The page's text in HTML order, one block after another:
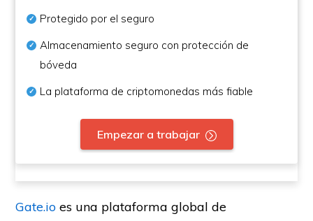
Protegido por el seguro
Almacenamiento seguro con protección de
bóveda
La plataforma de criptomonedas más fiable
Empezar a trabajar
Gate.io es una plataforma global de